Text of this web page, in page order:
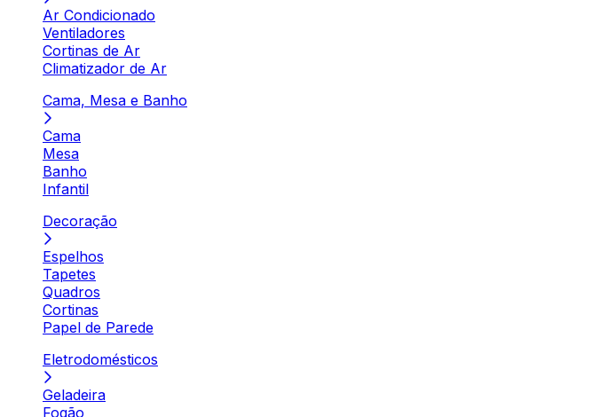
Ar Condicionado
Ventiladores
Cortinas de Ar
Climatizador de Ar
Cama, Mesa e Banho
Cama
Mesa
Banho
Infantil
Decoração
Espelhos
Tapetes
Quadros
Cortinas
Papel de Parede
Eletrodomésticos
Geladeira
Fogão